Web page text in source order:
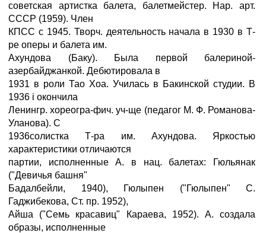
советская артистка балета, балетмейстер. Нар. арт.
СССР (1959). Член
КПСС с 1945. Творч. деятельность начала в 1930 в Т-
ре оперы и балета им.
Ахундова (Баку). Была первой балериной-
азербайджанкой. Дебютировала в
1931 в роли Тао Хоа. Училась в Бакинской студии. В
1936 i окончила
Ленингр. хореогра-фич. уч-ще (педагог М. Ф. Романова-
Уланова). С
1936солистка Т-ра им. Ахундова. Яркостью
характеристики отличаются
партии, исполненные А. в нац. балетах: Гюльянак
("Девичья башня"
Бадалбейли, 1940), Гюлыпен ("Гюлыпен" С.
Гаджибекова, Ст. пр. 1952),
Айша ("Семь красавиц" Караева, 1952). А. создала
образы, исполненные